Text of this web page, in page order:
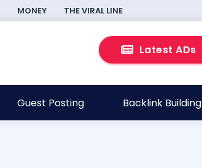
MONEY THE VIRAL LINE
Latest ADs
Guest Posting Backlink Building